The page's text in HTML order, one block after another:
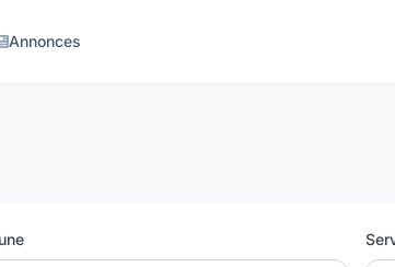
Annonces